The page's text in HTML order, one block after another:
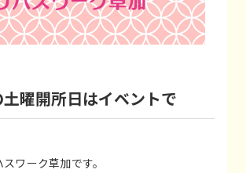
曜開所日はイベントで
ワーク草加です。